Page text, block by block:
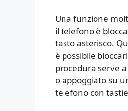
Una funzione
il telefono è
tasto asterisco.
è possibile
procedura serve
o appoggiato su
telefono con